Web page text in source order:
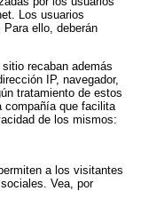
Los usuarios
ello, deberán
recaban además
IP, navegador,
tratamiento de estos
compañía que facilita
de los mismos:
a los visitantes
Vea, por